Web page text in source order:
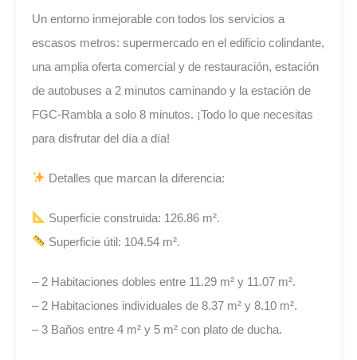
Un entorno inmejorable con todos los servicios a
escasos metros: supermercado en el edificio colindante,
una amplia oferta comercial y de restauración, estación
de autobuses a 2 minutos caminando y la estación de
FGC-Rambla a solo 8 minutos. ¡Todo lo que necesitas
para disfrutar del día a día!
Detalles que marcan la diferencia:
Superficie construida: 126.86 m².
Superficie útil: 104.54 m².
– 2 Habitaciones dobles entre 11.29 m² y 11.07 m².
– 2 Habitaciones individuales de 8.37 m² y 8.10 m².
– 3 Baños entre 4 m² y 5 m² con plato de ducha.